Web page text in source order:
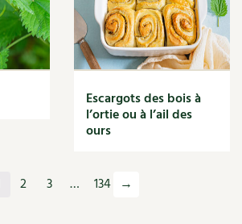
Escargots des bois à
l’ortie ou à l’ail des
ours
2 3 … 134 →